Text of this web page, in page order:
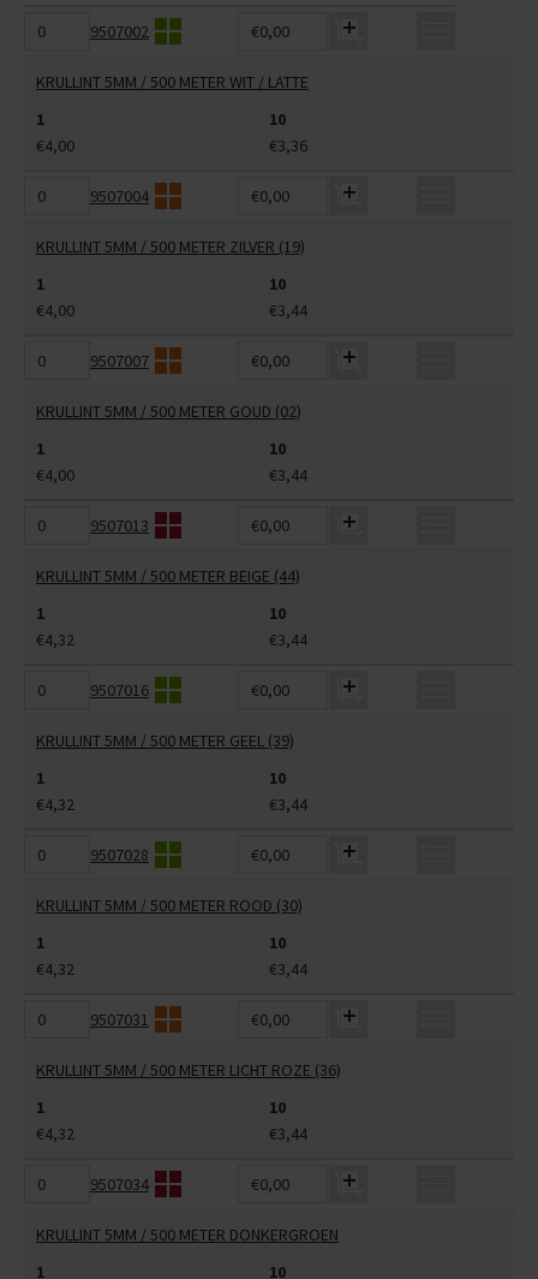
9507002 €0,00
KRULLINT 5MM / 500 METER WIT / LATTE
1
10
€4,00
€3,36
9507004 €0,00
KRULLINT 5MM / 500 METER ZILVER (19)
1
10
€4,00
€3,44
9507007 €0,00
KRULLINT 5MM / 500 METER GOUD (02)
1
10
€4,00
€3,44
9507013 €0,00
KRULLINT 5MM / 500 METER BEIGE (44)
1
10
€4,32
€3,44
9507016 €0,00
KRULLINT 5MM / 500 METER GEEL (39)
1
10
€4,32
€3,44
9507028 €0,00
KRULLINT 5MM / 500 METER ROOD (30)
1
10
€4,32
€3,44
9507031 €0,00
KRULLINT 5MM / 500 METER LICHT ROZE (36)
1
10
€4,32
€3,44
9507034 €0,00
KRULLINT 5MM / 500 METER DONKERGROEN
1
10